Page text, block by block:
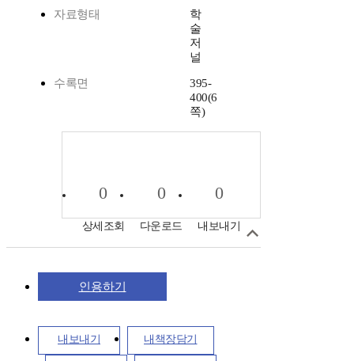
자료형태
학
술
저
널
수록면
395-
400(6
쪽)
0
상세조회
0
다운로드
0
내보내기
인용하기
내보내기 내책장담기